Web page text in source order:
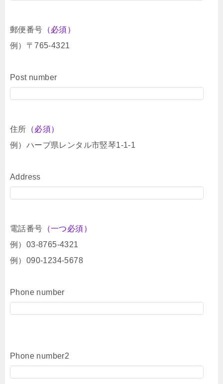
郵便番号 （必須）
例）〒765-4321
Post number
住所 （必須）
例）ハープ県レンタル市竪琴1-1-1
Address
電話番号 （一つ必須）
例）03-8765-4321
例）090-1234-5678
Phone number
Phone number2